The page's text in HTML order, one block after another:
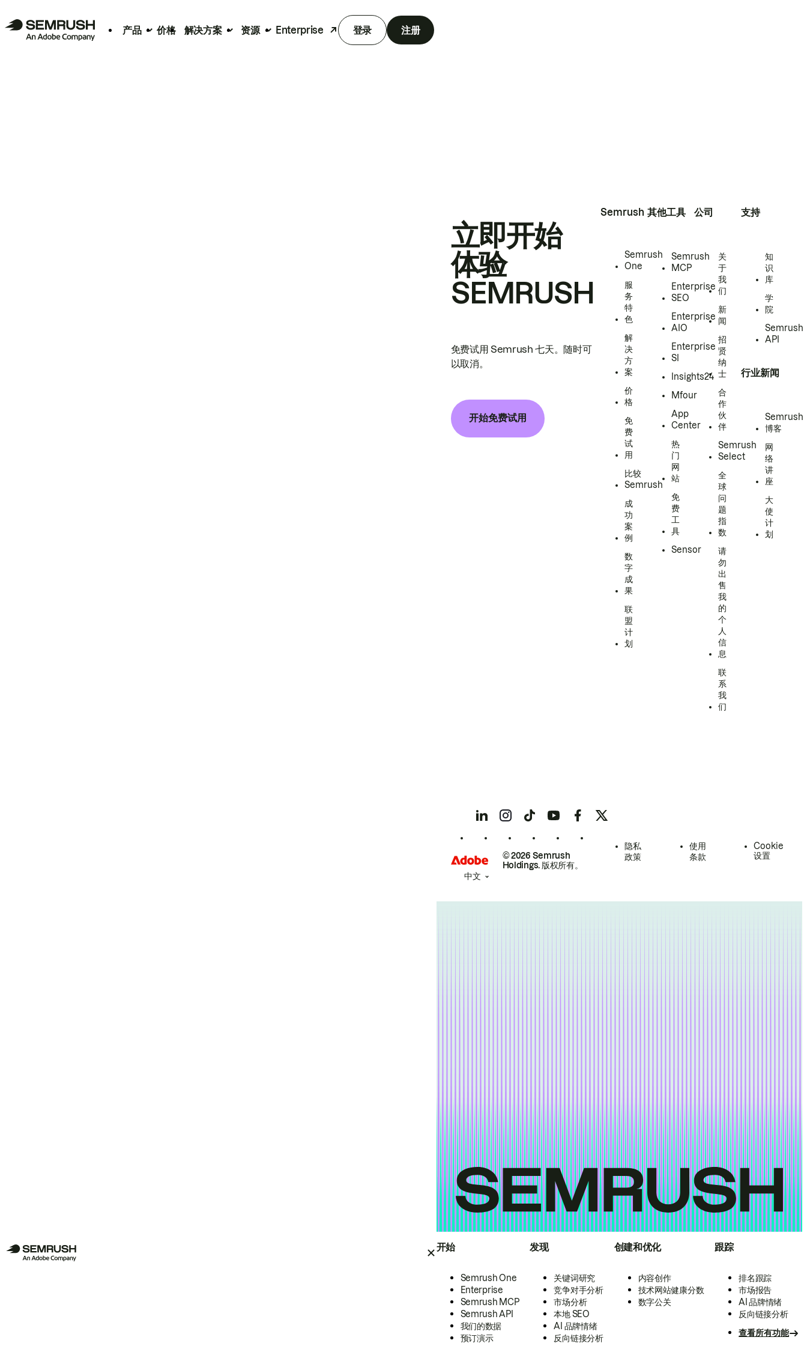
产品 价格 解决方案 资源 Enterprise 登录 注册
开始
Semrush One
Enterprise
Semrush MCP
Semrush API
我们的数据
预订演示
发现
关键词研究
竞争对手分析
市场分析
本地 SEO
AI 品牌情绪
反向链接分析
创建和优化
内容创作
技术网站健康分数
数字公关
跟踪
排名跟踪
市场报告
AI 品牌情绪
反向链接分析
查看所有功能
立即开始
体验
SEMRUSH
免费试用 Semrush 七天。随时可
以取消。
开始免费试用
Semrush
Semrush
One
服
务
特
色
解
决
方
案
价
格
免
费
试
用
比较
Semrush
成
功
案
例
数
字
成
果
联
盟
计
划
其他工具
Semrush
MCP
Enterprise
SEO
Enterprise
AIO
Enterprise
SI
Insights24
Mfour
App
Center
热
门
网
站
免
费
工
具
Sensor
公司
关
于
我
们
新
闻
招
贤
纳
士
合
作
伙
伴
Semrush
Select
全
球
问
题
指
数
请
勿
出
售
我
的
个
人
信
息
联
系
我
们
支持
知
识
库
学
院
Semrush
API
行业新闻
Semrush
博客
网
络
讲
座
大
使
计
划
© 2026 Semrush
Holdings. 版权所有。
隐私
政策
使用
条款
Cookie
设置
中文